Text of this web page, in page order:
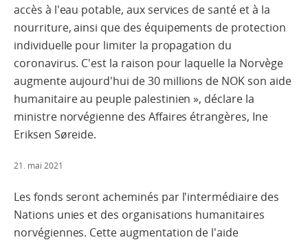
accès à l'eau potable, aux services de santé et à la
nourriture, ainsi que des équipements de protection
individuelle pour limiter la propagation du
coronavirus. C'est la raison pour laquelle la Norvège
augmente aujourd'hui de 30 millions de NOK son aide
humanitaire au peuple palestinien », déclare la
ministre norvégienne des Affaires étrangères, Ine
Eriksen Søreide.
21. mai 2021
Les fonds seront acheminés par l'intermédiaire des
Nations unies et des organisations humanitaires
norvégiennes. Cette augmentation de l'aide